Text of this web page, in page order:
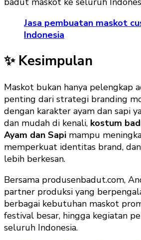
Jasa pembuatan maskot
Indonesia
✨ Kesimpulan
Maskot bukan hanya pelengkap
penting dari strategi branding
dengan karakter ayam dan sapi
dan mudah di kenali, kostum
Ayam dan Sapi mampu
memperkuat identitas brand,
lebih berkesan.
Bersama produsenbadut.com,
partner produksi yang
berbagai kebutuhan maskot
festival besar, hingga kegiatan
seluruh Indonesia.